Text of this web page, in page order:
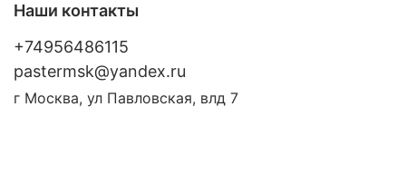
Наши контакты
+74956486115
pastermsk@yandex.ru
г Москва, ул Павловская, влд 7